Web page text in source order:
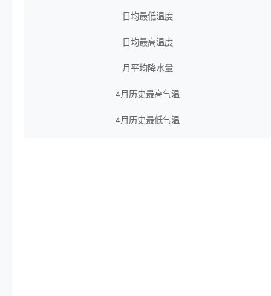
日均最低温度
日均最高温度
月平均降水量
4月历史最高气温
4月历史最低气温